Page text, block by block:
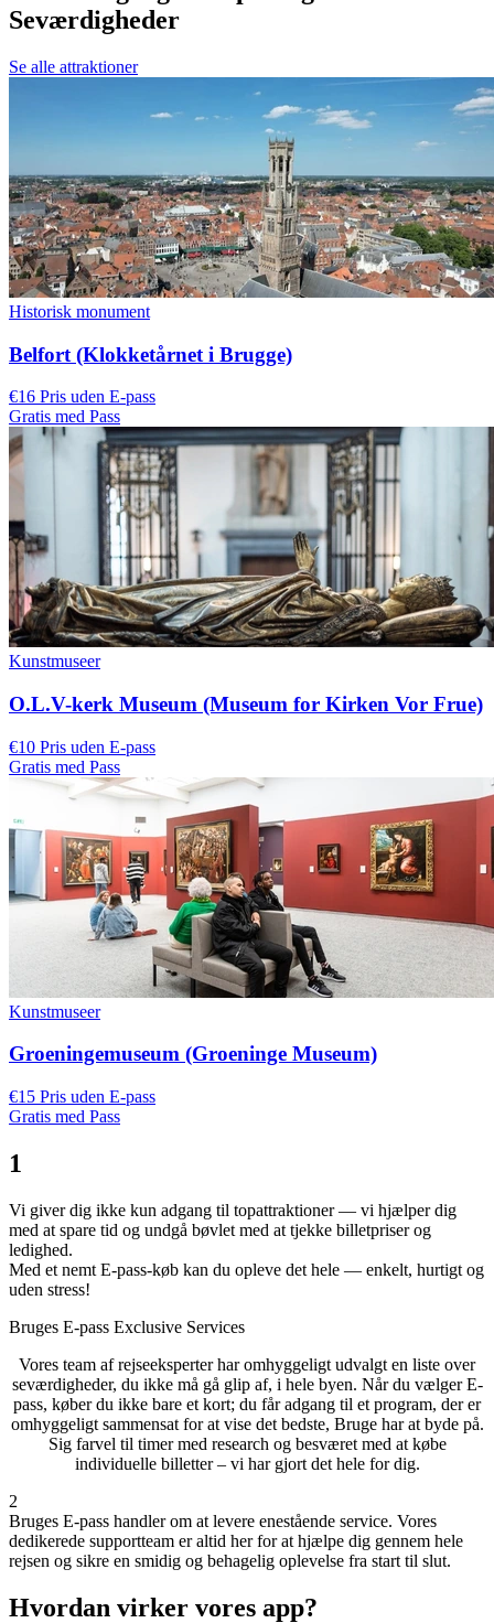
Seværdigheder
Se alle attraktioner
Historisk monument
Belfort (Klokketårnet i Brugge)
€16 Pris uden E-pass
Gratis med Pass
Kunstmuseer
O.L.V-kerk Museum (Museum for Kirken Vor Frue)
€10 Pris uden E-pass
Gratis med Pass
Kunstmuseer
Groeningemuseum (Groeninge Museum)
€15 Pris uden E-pass
Gratis med Pass
1
Vi giver dig ikke kun adgang til topattraktioner — vi hjælper dig
med at spare tid og undgå bøvlet med at tjekke billetpriser og
ledighed.
Med et nemt E-pass-køb kan du opleve det hele — enkelt, hurtigt og
uden stress!
Bruges E-pass Exclusive Services
Vores team af rejseeksperter har omhyggeligt udvalgt en liste over
seværdigheder, du ikke må gå glip af, i hele byen. Når du vælger E-
pass, køber du ikke bare et kort; du får adgang til et program, der er
omhyggeligt sammensat for at vise det bedste, Bruge har at byde på.
Sig farvel til timer med research og besværet med at købe
individuelle billetter – vi har gjort det hele for dig.
2
Bruges E-pass handler om at levere enestående service. Vores
dedikerede supportteam er altid her for at hjælpe dig gennem hele
rejsen og sikre en smidig og behagelig oplevelse fra start til slut.
Hvordan virker vores app?